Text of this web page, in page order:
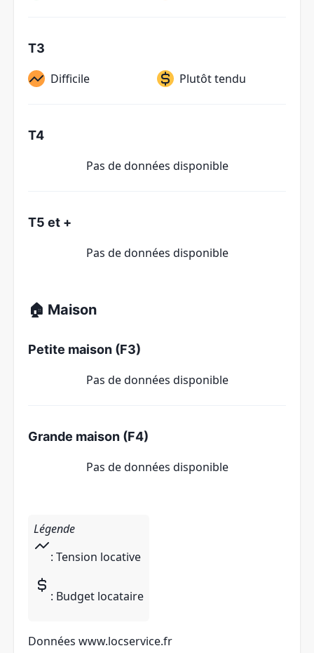
T3
Difficile Plutôt tendu
T4
Pas de données disponible
T5 et +
Pas de données disponible
🏠 Maison
Petite maison (F3)
Pas de données disponible
Grande maison (F4)
Pas de données disponible
Légende
: Tension locative
: Budget locataire
Données www.locservice.fr